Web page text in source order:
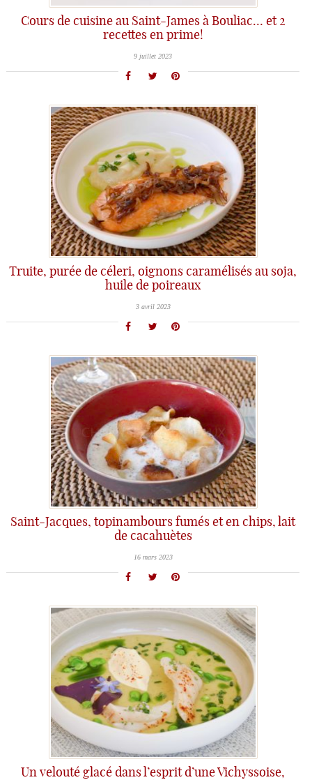
Cours de cuisine au Saint-James à Bouliac… et 2
recettes en prime!
9 juillet 2023
Truite, purée de céleri, oignons caramélisés au soja,
huile de poireaux
3 avril 2023
Saint-Jacques, topinambours fumés et en chips, lait
de cacahuètes
16 mars 2023
Un velouté glacé dans l’esprit d’une Vichyssoise,